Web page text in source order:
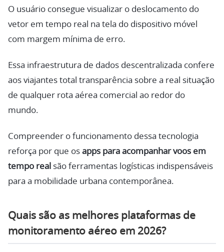
O usuário consegue visualizar o deslocamento do
vetor em tempo real na tela do dispositivo móvel
com margem mínima de erro.
Essa infraestrutura de dados descentralizada confere
aos viajantes total transparência sobre a real situação
de qualquer rota aérea comercial ao redor do
mundo.
Compreender o funcionamento dessa tecnologia
reforça por que os apps para acompanhar voos em
tempo real são ferramentas logísticas indispensáveis
para a mobilidade urbana contemporânea.
Quais são as melhores plataformas de
monitoramento aéreo em 2026?